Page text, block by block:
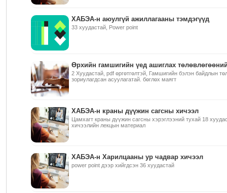
ХАБЭА-н аюулгүй ажиллагааны тэмдэгүүд
33 хуудастай, Power point
Өрхийн гамшигийн үед ашиглах
2 Хуудастай, pdf өргөтгөлтэй, Гамшигийн бэлэн байдлын
зориулагдсан асуулагатай. бөглөх маягт
ХАБЭА-н краны дүүжин сагсны хичээл
Цамхагт краны дүүжин сагсны хэрэглээний тухай 18
хичээлийн лекцын материал
ХАБЭА-н Харилцааны ур чадвар хичээл
power point дээр хийгдсэн 36 хуудастай